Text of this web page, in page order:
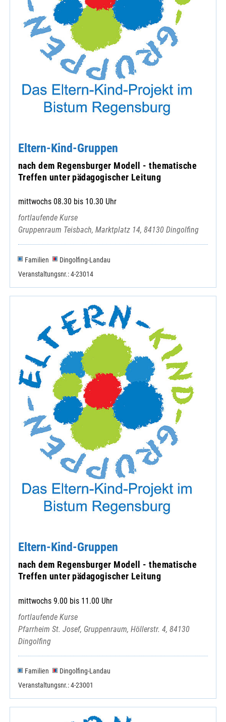
Eltern-Kind-Gruppen
nach dem Regensburger Modell - thematische
Treffen unter pädagogischer Leitung
mittwochs 08.30 bis 10.30 Uhr
fortlaufende Kurse
Gruppenraum Teisbach, Marktplatz 14, 84130 Dingolfing
Familien
Dingolfing-Landau
Veranstaltungsnr.: 4-23014
Eltern-Kind-Gruppen
nach dem Regensburger Modell - thematische
Treffen unter pädagogischer Leitung
mittwochs 9.00 bis 11.00 Uhr
fortlaufende Kurse
Pfarrheim St. Josef, Gruppenraum, Höllerstr. 4, 84130
Dingolfing
Familien
Dingolfing-Landau
Veranstaltungsnr.: 4-23001